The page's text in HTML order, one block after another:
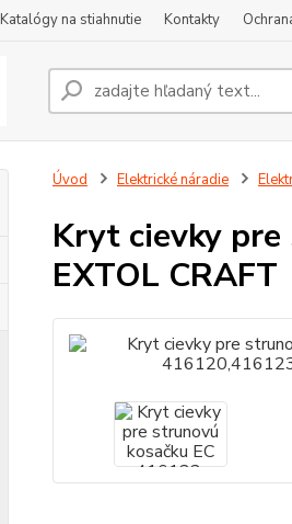
Katalógy na stiahnutie Kontakty
Úvod Elektrické náradie
Kryt cievky
EXTOL CRAFT